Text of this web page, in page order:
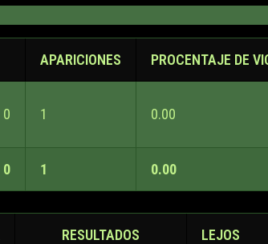
APARICIONES PROCENTAJE DE
0 1 0.00
0 1 0.00
RESULTADOS LEJOS